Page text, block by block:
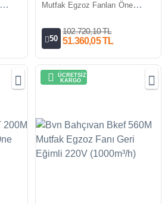
Mutfak Egzoz Fanları Öne
50
102.720,10 TL
51.360,05 TL
ÜCRETSİZ
KARGO